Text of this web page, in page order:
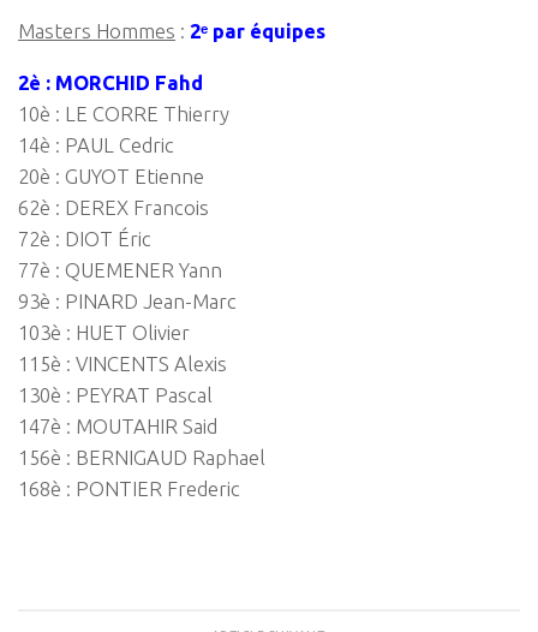
Masters Hommes : 2ᵉ par équipes
2è : MORCHID Fahd
10è : LE CORRE Thierry
14è : PAUL Cedric
20è : GUYOT Etienne
62è : DEREX Francois
72è : DIOT Éric
77è : QUEMENER Yann
93è : PINARD Jean-Marc
103è : HUET Olivier
115è : VINCENTS Alexis
130è : PEYRAT Pascal
147è : MOUTAHIR Said
156è : BERNIGAUD Raphael
168è : PONTIER Frederic